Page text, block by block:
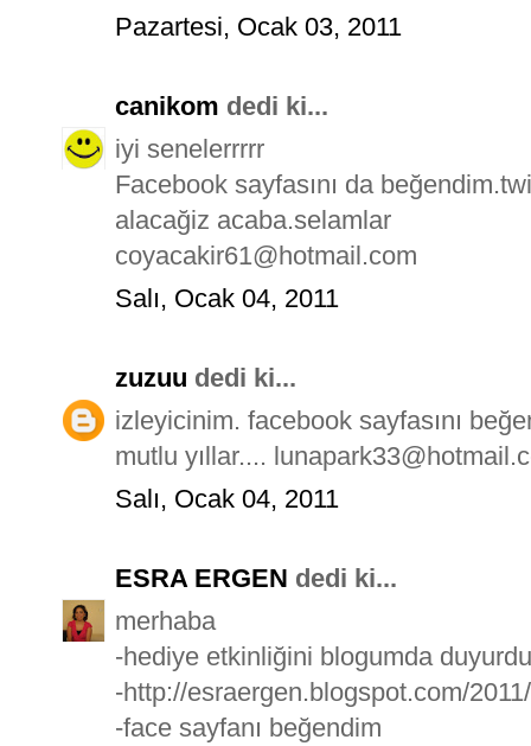
Pazartesi, Ocak 03, 2011
canikom dedi ki...
iyi senelerrrrr
Facebook sayfasını da
alacağiz acaba.selamlar
coyacakir61@hotmail.com
Salı, Ocak 04, 2011
zuzuu dedi ki...
izleyicinim. facebook sayfasını
mutlu yıllar....
Salı, Ocak 04, 2011
ESRA ERGEN dedi ki...
merhaba
-hediye etkinliğini blogumda
-http://esraergen.blogspot.com/
-face sayfanı beğendim